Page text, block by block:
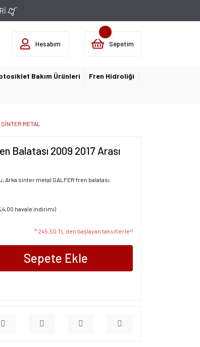
Hesabım Sepetim
Bakım Ürünleri Fren Hidroliği
METAL
Balatası 2009 2017 Arası
Arka sinter metal GALFER fren balatası.
havale indirimi)
* 245,50 TL den başlayan taksitlerle!!
Sepete Ekle